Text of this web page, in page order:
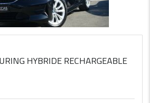
HYBRIDE RECHARGEABLE